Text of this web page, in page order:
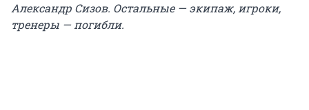
Александр Сизов. Остальные — экипаж, игроки,
тренеры — погибли.